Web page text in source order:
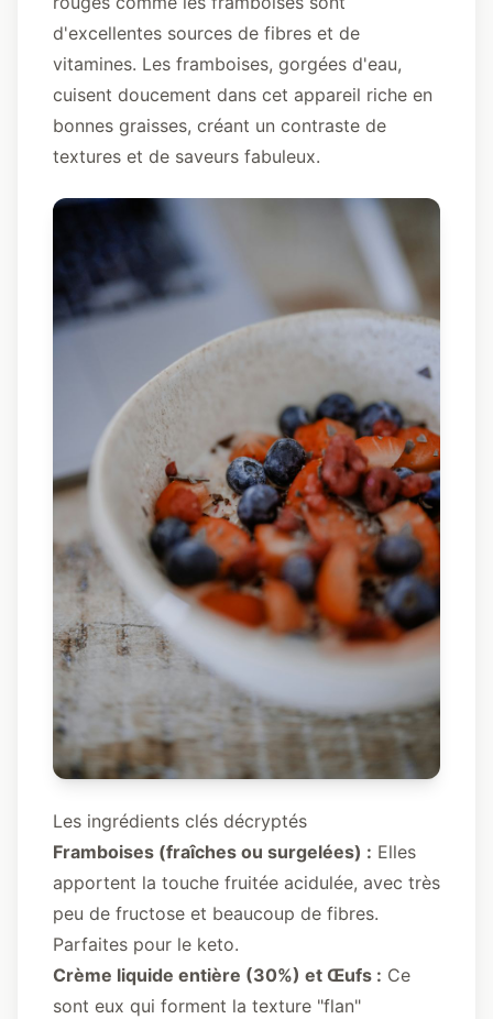
d'excellentes sources de fibres et de
vitamines. Les framboises, gorgées d'eau,
cuisent doucement dans cet appareil riche en
bonnes graisses, créant un contraste de
textures et de saveurs fabuleux.
Les ingrédients clés décryptés
Framboises (fraîches ou surgelées) : Elles
apportent la touche fruitée acidulée, avec très
peu de fructose et beaucoup de fibres.
Parfaites pour le keto.
Crème liquide entière (30%) et Œufs : Ce
sont eux qui forment la texture "flan"